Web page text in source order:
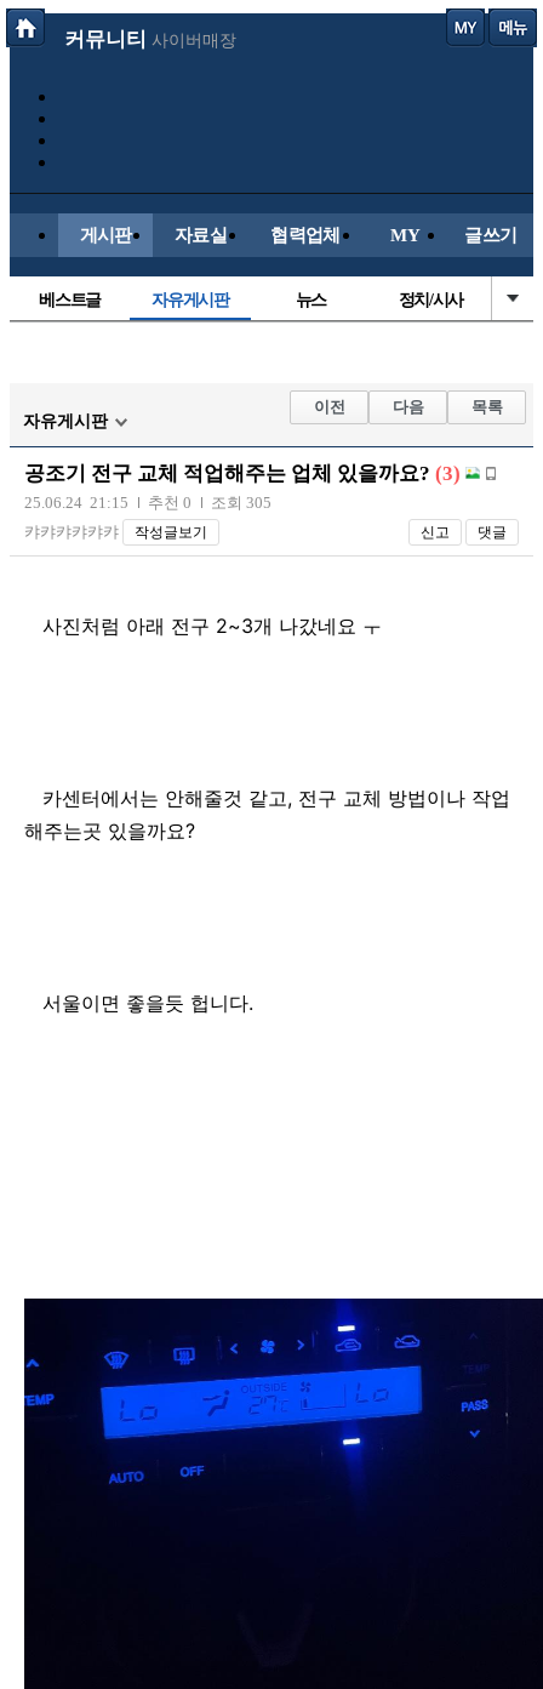
커뮤니티 사이버매장
게시판 자료실 협력업체 MY 글쓰기
베스트글 자유게시판 뉴스 정치/시사
해외축구
국내축구
자유게시판
이전 다음 목록
공조기 전구 교체 적업해주는 업체 있을까요? (3)
25.06.24 21:15 추천 0
조회 305
캬캬캬캬캬캬
작성글보기 신고 댓글
사진처럼 아래 전구 2~3개 나갔네요 ㅜ
카센터에서는 안해줄것 같고, 전구 교체 방법이나 작업
해주는곳 있을까요?
서울이면 좋을듯 헙니다.